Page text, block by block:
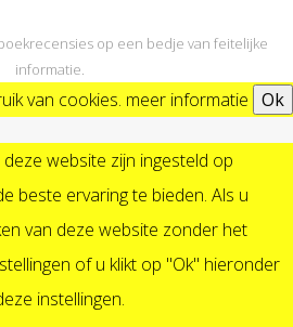
op een bedje van feitelijke
informatie.
van cookies. meer informatie Ok
website zijn ingesteld op
beste ervaring te bieden. Als u
van deze website zonder het
of u klikt op "Ok" hieronder
instellingen.